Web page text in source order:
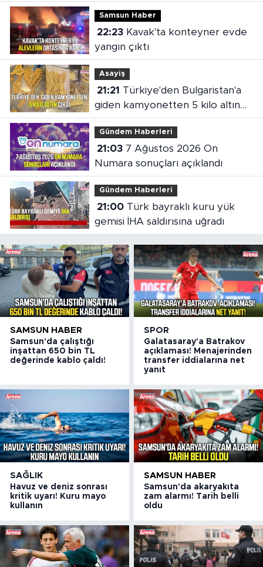
Samsun Haber
22:23Kavak'ta konteyner evde
yangın çıktı
Asayiş
21:21
giden kamyonetten 5 kilo altın
çıktı
Gündem Haberleri
21:037 Ağustos 2026 On
Numara sonuçları açıklandı
Gündem Haberleri
21:00Türk bayraklı kuru yük
gemisi İHA saldırısına uğradı
SAMSUN HABER
Samsun'da çalıştığı
inşattan 650 bin TL
değerinde kablo çaldı!
SPOR
Galatasaray'a Batrakov
açıklaması! Menajerinden
transfer iddialarına net
yanıt
SAĞLIK
Havuz ve deniz sonrası
kritik uyarı! Kuru mayo
kullanın
SAMSUN HABER
Samsun'da akaryakıta
zam alarmı! Tarih belli
oldu